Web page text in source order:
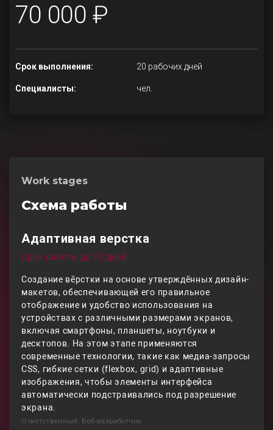
70 000 ₽
Срок выполнения: 20 рабочих дней
Специалисты: чел.
Work stages
Схема работы
Адаптивная верстка
Срок работы до 20 дней
Создание вёрстки на основе утверждённых дизайн-
макетов, обеспечивающей его правильное
отображение и удобство использования на
устройствах с различными размерами экранов,
включая смартфоны, планшеты, ноутбуки и
десктопов. На этом этапе применяются
современные технологии, такие как медиа-запросы
CSS, гибкие сетки (flexbox, grid) и адаптивные
изображения, чтобы элементы интерфейса
автоматически подстраивались под разрешение
экрана.
Ответственный: Веб-разработчик